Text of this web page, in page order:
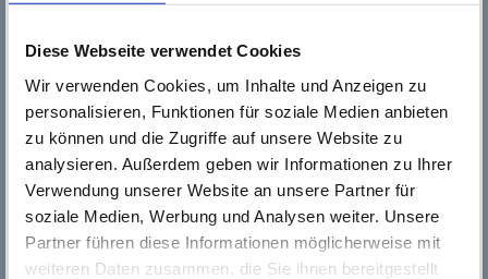
Diese Webseite verwendet Cookies
Wir verwenden Cookies, um Inhalte und Anzeigen zu
personalisieren, Funktionen für soziale Medien anbieten
zu können und die Zugriffe auf unsere Website zu
analysieren. Außerdem geben wir Informationen zu Ihrer
Verwendung unserer Website an unsere Partner für
soziale Medien, Werbung und Analysen weiter. Unsere
Partner führen diese Informationen möglicherweise mit
weiteren Daten zusammen, die Sie ihnen bereitgestellt
Wenn Sie Interesse an dieser Herausforderung haben,
senden Sie uns bitte Ihre Bewerbung - gerne per E-Mail -
Irene Delodovici
Tel. 0 61 42 / 83 28 39
E-Mail:i.delodovici@kultur123ruesselsheim.de